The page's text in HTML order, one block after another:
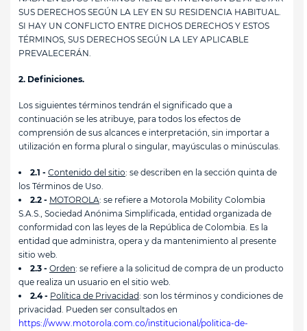
SUS DERECHOS SEGÚN LA LEY EN SU RESIDENCIA HABITUAL.
SI HAY UN CONFLICTO ENTRE DICHOS DERECHOS Y ESTOS
TÉRMINOS, SUS DERECHOS SEGÚN LA LEY APLICABLE
PREVALECERÁN.
2. Definiciones.
Los siguientes términos tendrán el significado que a
continuación se les atribuye, para todos los efectos de
comprensión de sus alcances e interpretación, sin importar a
utilización en forma plural o singular, mayúsculas o minúsculas.
2.1 - Contenido del sitio: se describen en la sección quinta de
los Términos de Uso.
2.2 - MOTOROLA: se refiere a Motorola Mobility Colombia
S.A.S., Sociedad Anónima Simplificada, entidad organizada de
conformidad con las leyes de la República de Colombia. Es la
entidad que administra, opera y da mantenimiento al presente
sitio web.
2.3 - Orden: se refiere a la solicitud de compra de un producto
que realiza un usuario en el sitio web.
2.4 - Política de Privacidad: son los términos y condiciones de
privacidad. Pueden ser consultados en
https://www.motorola.com.co/institucional/politica-de-